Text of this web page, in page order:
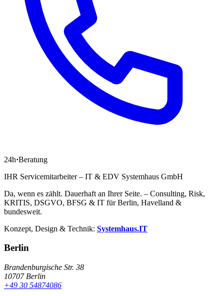
24h·Beratung
IHR Servicemitarbeiter – IT & EDV Systemhaus GmbH
Da, wenn es zählt. Dauerhaft an Ihrer Seite. – Consulting, Risk,
KRITIS, DSGVO, BFSG & IT für Berlin, Havelland &
bundesweit.
Konzept, Design & Technik: Systemhaus.IT
Berlin
Brandenburgische Str. 38
10707 Berlin
+49 30 54874086